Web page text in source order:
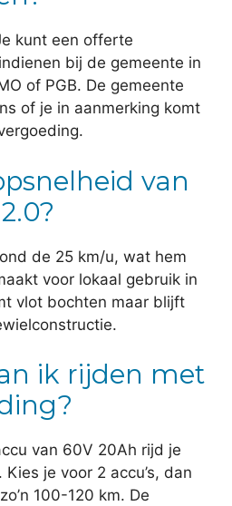
kunt een offerte
bij de gemeente in
of PGB. De gemeente
of je in aanmerking komt
van
de 25 km/u, wat hem
voor lokaal gebruik in
vlot bochten maar blijft
ik rijden met
van 60V 20Ah rijd je
je voor 2 accu’s, dan
100-120 km. De